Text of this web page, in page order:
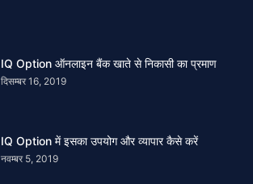
IQ Option ऑनलाइन बैंक खाते से निकासी का प्रमाण
दिसम्बर 16, 2019
IQ Option में इसका उपयोग और व्यापार कैसे करें
नवम्बर 5, 2019